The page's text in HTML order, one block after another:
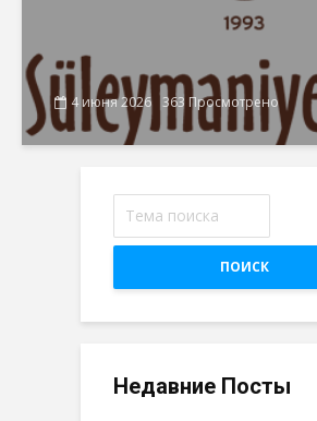
4 июня 2026 363 Просмотрено
ПОИСК
Недавние Посты